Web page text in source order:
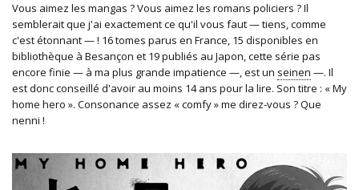
Vous aimez les mangas ? Vous aimez les romans policiers ? Il
semblerait que j'ai exactement ce qu'il vous faut — tiens, comme
c'est étonnant — ! 16 tomes parus en France, 15 disponibles en
bibliothèque à Besançon et 19 publiés au Japon, cette série pas
encore finie — à ma plus grande impatience —, est un seinen —. Il
est donc conseillé d'avoir au moins 14 ans pour la lire. Son titre : «­ My
home hero ». Consonance assez «­ comfy » me direz-vous ? Que
nenni !